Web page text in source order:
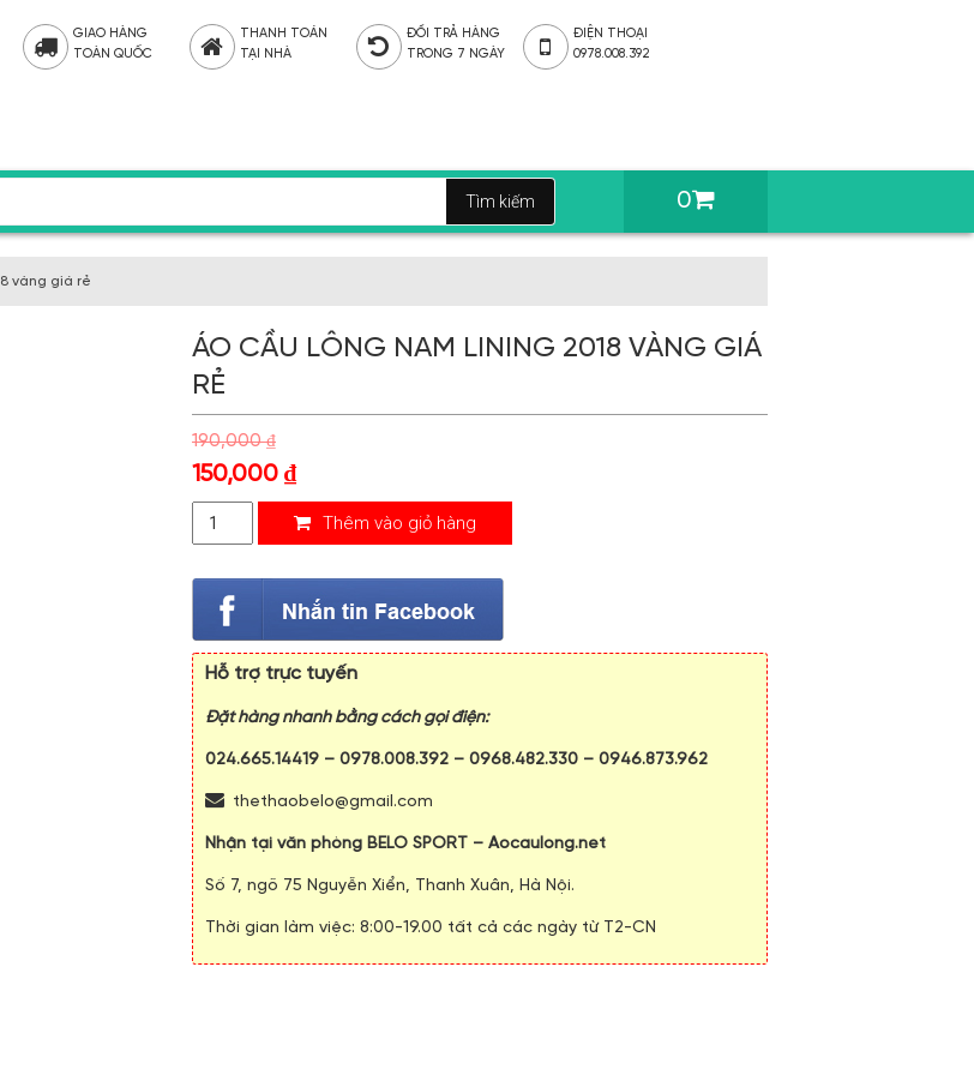
GIAO HÀNG
TOÀN QUỐC
THANH TOÁN
TẠI NHÀ
ĐỔI TRẢ HÀNG
TRONG 7 NGÀY
ĐIỆN THOẠI
0978.008.392
0
vàng giá rẻ
ÁO CẦU LÔNG NAM LINING 2018 VÀNG GIÁ
RẺ
190,000₫
150,000 ₫
Thêm vào giỏ hàng
Hỗ trợ trực tuyến
Đặt hàng nhanh bằng cách gọi điện:
024.665.14419 – 0978.008.392 – 0968.482.330 – 0946.873.962
thethaobelo@gmail.com
Nhận tại văn phòng BELO SPORT – Aocaulong.net
Số 7, ngõ 75 Nguyễn Xiển, Thanh Xuân, Hà Nội.
Thời gian làm việc: 8:00-19.00 tất cả các ngày từ T2-CN